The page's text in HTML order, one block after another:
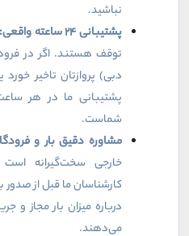
نباشید.
پشتیبانی۲۴ساعته واقعی:
توقف هستند. اگر در
دبی) پروازتان تاخیر
پشتیبانی ما در هر
شماست.
مشاوره دقیق بار و
کارشناسان ما قبل از صدور
درباره میزان بار مجاز و
می‌دهند.